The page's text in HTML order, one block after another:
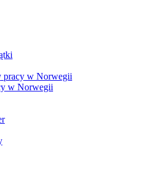
pracy w Norwegii
w Norwegii